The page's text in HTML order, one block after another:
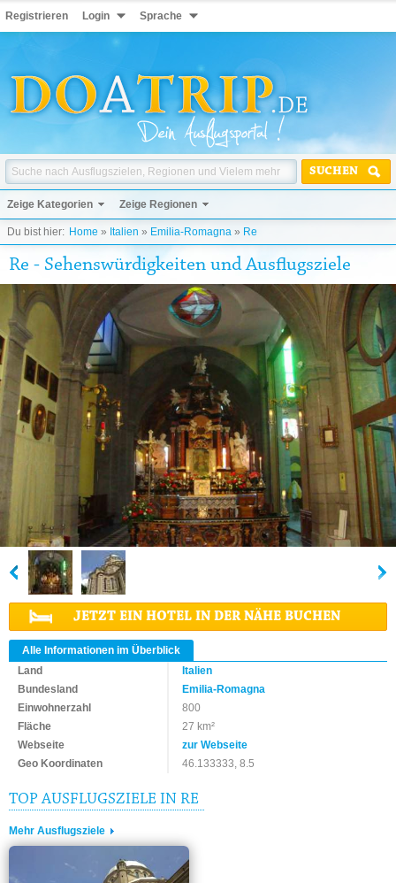
Registrieren Login Sprache
SUCHEN
Zeige Kategorien Zeige Regionen
Du bist hier: Home » Italien » Emilia-Romagna » Re
Re - Sehenswürdigkeiten und Ausflugsziele
JETZT EIN HOTEL IN DER NÄHE BUCHEN
Alle Informationen im Überblick
Land
Italien
Bundesland
Emilia-Romagna
Einwohnerzahl
800
Fläche
27 km²
Webseite
zur Webseite
Geo Koordinaten
46.133333, 8.5
TOP AUSFLUGSZIELE IN RE
Mehr Ausflugsziele